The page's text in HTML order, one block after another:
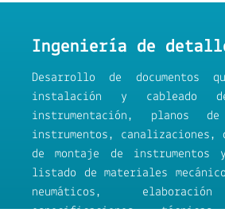
Ingeniería de
Desarrollo de documentos
instalación y cableado
instrumentación, planos
instrumentos,
de montaje de instrumentos
listado de materiales
neumáticos,
especificaciones